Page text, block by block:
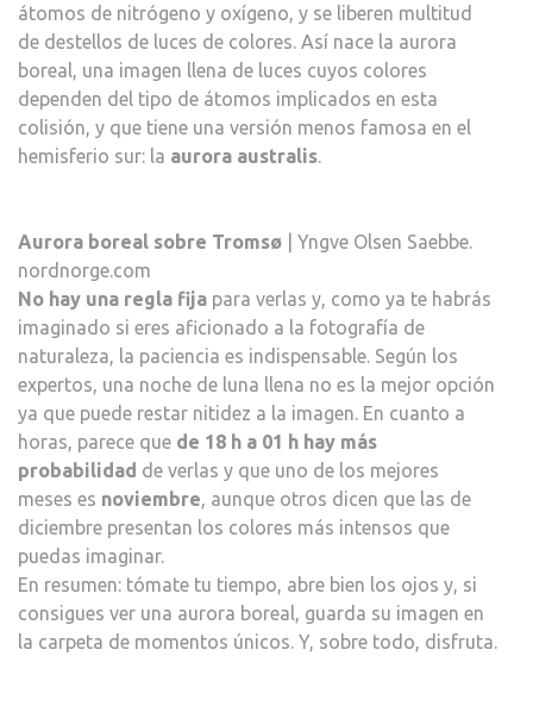
átomos de nitrógeno y oxígeno, y se liberen multitud
de destellos de luces de colores. Así nace la aurora
boreal, una imagen llena de luces cuyos colores
dependen del tipo de átomos implicados en esta
colisión, y que tiene una versión menos famosa en el
hemisferio sur: la aurora australis.
Aurora boreal sobre Tromsø | Yngve Olsen Saebbe.
nordnorge.com
No hay una regla fija para verlas y, como ya te habrás
imaginado si eres aficionado a la fotografía de
naturaleza, la paciencia es indispensable. Según los
expertos, una noche de luna llena no es la mejor opción
ya que puede restar nitidez a la imagen. En cuanto a
horas, parece que de 18 h a 01 h hay más
probabilidad de verlas y que uno de los mejores
meses es noviembre, aunque otros dicen que las de
diciembre presentan los colores más intensos que
puedas imaginar.
En resumen: tómate tu tiempo, abre bien los ojos y, si
consigues ver una aurora boreal, guarda su imagen en
la carpeta de momentos únicos. Y, sobre todo, disfruta.